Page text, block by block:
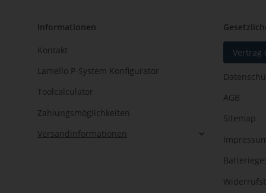
Informationen
Kontakt
Lamello P-System Konfigurator
Toolcalculator
Zahlungsmöglichkeiten
Versandinformationen
Vertrag
AGB
Sitemap